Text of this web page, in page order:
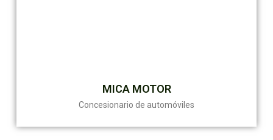
MICA MOTOR
Concesionario de automóviles